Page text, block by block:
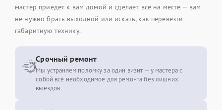
мастер приедет к вам домой и сделает всё на месте — вам
не нужно брать выходной или искать, как перевезти
габаритную технику.
Срочный ремонт
Мы устраняем поломку за один визит — у мастера с
собой всё необходимое для ремонта без лишних
выездов.